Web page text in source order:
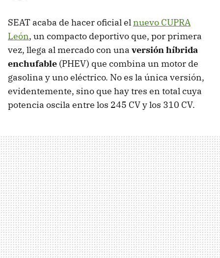
SEAT acaba de hacer oficial elnuevo CUPRA
León, un compacto deportivo que, por primera
vez, llega al mercado con una versión híbrida
enchufable (PHEV) que combina un motor de
gasolina y uno eléctrico. No es la única versión,
evidentemente, sino que hay tres en total cuya
potencia oscila entre los 245 CV y los 310 CV.